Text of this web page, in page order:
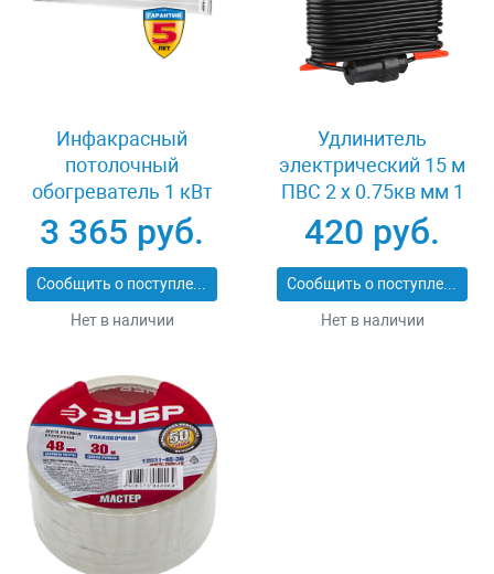
Инфакрасный
потолочный
обогреватель 1 кВт
Зубр МАСТЕР ИКО-
К3-1000
3 365 руб.
Сообщить о поступлении
Нет в наличии
Удлинитель
электрический 15 м
ПВС 2 х 0.75кв мм 1
гнездо СВЕТОЗАР
МАСТЕР SV-55014-15
420 руб.
Сообщить о поступлении
Нет в наличии